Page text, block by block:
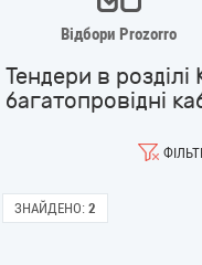
Відбори Prozorro
Тендери в розділі
багатопровідні
ЗНАЙДЕНО: 2